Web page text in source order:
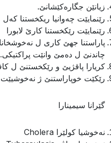
زیانێن جگاره‌كێشانێ.
رێنمایێت چه‌وانیا ریكخستنا
رێنمایێت رێكخستنا كارێ لابورا
پاراستنا جهێ كارى ل
چاندنێ ل ده‌مێ وانێت پراكتیكى.
كریارا پاقژیێ و رێكخستنێ ل
رێكێت خوپاراستنێ ژ
گێرانا سیمینارا
نه‌خوشیا كولێرا Cholera